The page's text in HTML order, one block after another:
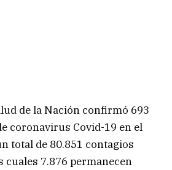
de la Nación confirmó 693
coronavirus Covid-19 en el
total de 80.851 contagios
cuales 7.876 permanecen